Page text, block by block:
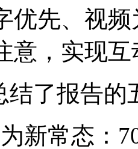
优先、视
意，实现
结了报告的
新常态：